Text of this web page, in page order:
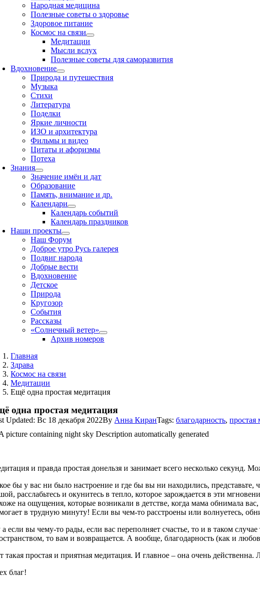
Народная медицина
Полезные советы о здоровье
Здоровое питание
Космос на связи
Медитации
Мысли вслух
Полезные советы для саморазвития
Вдохновение
Природа и путешествия
Музыка
Стихи
Литература
Поделки
Яркие личности
ИЗО и архитектура
Фильмы и видео
Цитаты и афоризмы
Потеха
Знания
Значение имён и дат
Образование
Память, внимание и др.
Календари
Календарь событий
Календарь праздников
Наши проекты
Наш Форум
Доброе утро Русь галерея
Подвиг народа
Добрые вести
Вдохновение
Детское
Природа
Кругозор
События
Рассказы
«Солнечный ветер»
Архив номеров
Главная
Здрава
Космос на связи
Медитации
Ещё одна простая медитация
одна простая медитация
Updated: Вс 18 декабря 2022By Анна КиранTags:благодарность,простая
и правда простая донельзя и занимает всего несколько секунд.
бы у вас ни было настроение и где бы вы ни находились,
расслабьтесь и окунитесь в тепло, которое зарождается в эти
на ощущения, которые возникали в детстве, когда мама обнимала
в трудную минуту! Если вы чем-то расстроены или волнуетесь,
если вы чему-то рады, если вас переполняет счастье, то и в таком
то вам и возвращается. А вообще, благодарность (как и
такая простая и приятная медитация. И главное – она очень
благ!